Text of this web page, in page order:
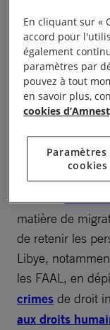
personnes
d’arrestations.
racistes de
multiplication
personnes
d’«
haine en ligne.
Dans le même
matière de
de retenir les
Libye,
les FAAL, en
crimes de droit
aux droits
En cliquant sur «
accord pour
également
paramètres par
pouvez à tout
en savoir plus,
cookies
Paramètres
cookies